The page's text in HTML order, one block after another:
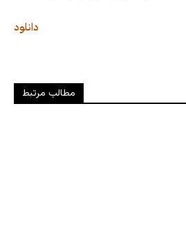
دانلود
مطالب مرتبط